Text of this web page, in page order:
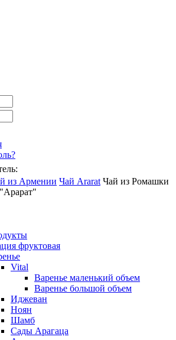
из Армении Чай Ararat Чай из Ромашки
фруктовая
Vital
Варенье маленький объем
Варенье большой объем
Иджеван
Ноян
Шамб
Сады Арагаца